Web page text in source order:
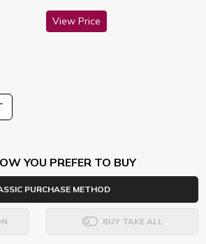
View Price
YOU PREFER TO BUY
PURCHASE METHOD
BUY TAKE ALL